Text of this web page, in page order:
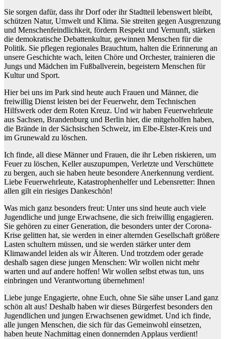
Sie sorgen dafür, dass ihr Dorf oder ihr Stadtteil lebenswert bleibt,
schützen Natur, Umwelt und Klima. Sie streiten gegen Ausgrenzung
und Menschenfeindlichkeit, fördern Respekt und Vernunft, stärken
die demokratische Debattenkultur, gewinnen Menschen für die
Politik. Sie pflegen regionales Brauchtum, halten die Erinnerung an
unsere Geschichte wach, leiten Chöre und Orchester, trainieren die
Jungs und Mädchen im Fußballverein, begeistern Menschen für
Kultur und Sport.
Hier bei uns im Park sind heute auch Frauen und Männer, die
freiwillig Dienst leisten bei der Feuerwehr, dem Technischen
Hilfswerk oder dem Roten Kreuz. Und wir haben Feuerwehrleute
aus Sachsen, Brandenburg und Berlin hier, die mitgeholfen haben,
die Brände in der Sächsischen Schweiz, im Elbe-Elster-Kreis und
im Grunewald zu löschen.
Ich finde, all diese Männer und Frauen, die ihr Leben riskieren, um
Feuer zu löschen, Keller auszupumpen, Verletzte und Verschüttete
zu bergen, auch sie haben heute besondere Anerkennung verdient.
Liebe Feuerwehrleute, Katastrophenhelfer und Lebensretter: Ihnen
allen gilt ein riesiges Dankeschön!
Was mich ganz besonders freut: Unter uns sind heute auch viele
Jugendliche und junge Erwachsene, die sich freiwillig engagieren.
Sie gehören zu einer Generation, die besonders unter der Corona-
Krise gelitten hat, sie werden in einer alternden Gesellschaft größere
Lasten schultern müssen, und sie werden stärker unter dem
Klimawandel leiden als wir Älteren. Und trotzdem oder gerade
deshalb sagen diese jungen Menschen: Wir wollen nicht mehr
warten und auf andere hoffen! Wir wollen selbst etwas tun, uns
einbringen und Verantwortung übernehmen!
Liebe junge Engagierte, ohne Euch, ohne Sie sähe unser Land ganz
schön alt aus! Deshalb haben wir dieses Bürgerfest besonders den
Jugendlichen und jungen Erwachsenen gewidmet. Und ich finde,
alle jungen Menschen, die sich für das Gemeinwohl einsetzen,
haben heute Nachmittag einen donnernden Applaus verdient!